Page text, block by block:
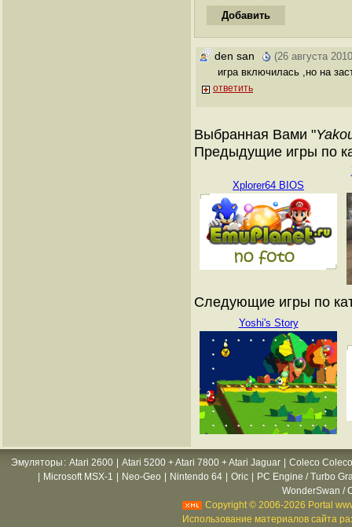
den san
(26 августа
игра включилась ,но на
ответить
Выбранная Вами "
Предыдущие игры по
Xplorer64 BIOS
Следующие игры по
Yoshi's Story
Эмуляторы : Atari 2600 Atari 5200 + Atari 7800 + Atari Jaguar
Coleco
Microsoft MSX-1 Neo-Geo Nintendo 64 Oric
PC Engine / Turbo
WonderSwan /
Copyright © 2006-2026 Portal
Использование материалов сайта